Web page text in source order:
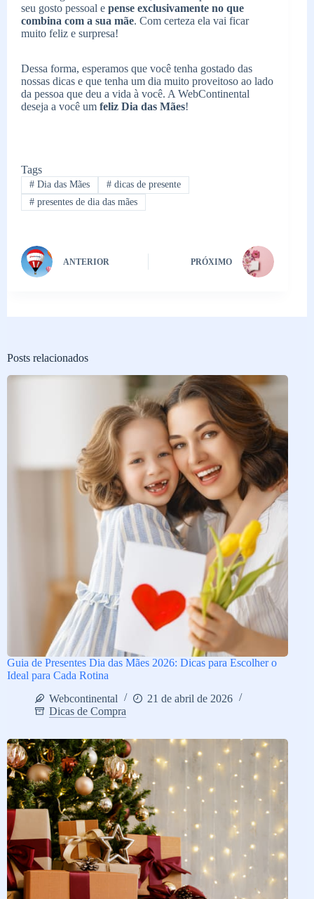
seu gosto pessoal e pense exclusivamente no que
combina com a sua mãe. Com certeza ela vai ficar
muito feliz e surpresa!
Dessa forma, esperamos que você tenha gostado das
nossas dicas e que tenha um dia muito proveitoso ao lado
da pessoa que deu a vida à você. A WebContinental
deseja a você um feliz Dia das Mães!
Tags
#Dia das Mães #dicas de presente
#presentes de dia das mães
ANTERIOR PRÓXIMO
Posts relacionados
Guia de Presentes Dia das Mães 2026: Dicas para Escolher o
Ideal para Cada Rotina
Webcontinental
21 de abril de 2026
Dicas de Compra